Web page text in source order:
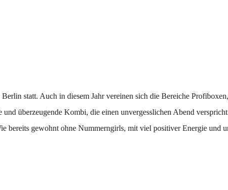
statt. Auch in diesem Jahr vereinen sich die Bereiche
überzeugende Kombi, die einen unvergesslichen Abend
bereits gewohnt ohne Nummerngirls, mit viel positiver Energie